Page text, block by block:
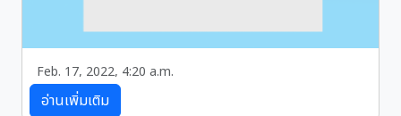
Feb. 17, 2022, 4:20 a.m.
แนวคิดเชิงออกแบบ
อ่านเพิ่มเติม